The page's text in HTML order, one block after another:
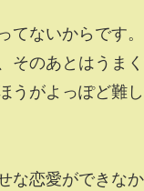
ないからです。
そのあとはうま
がよっぽど難し
な恋愛ができな